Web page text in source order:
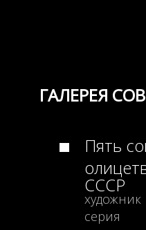
ГАЛЕРЕЯ
Пять
СССР
художник
серия